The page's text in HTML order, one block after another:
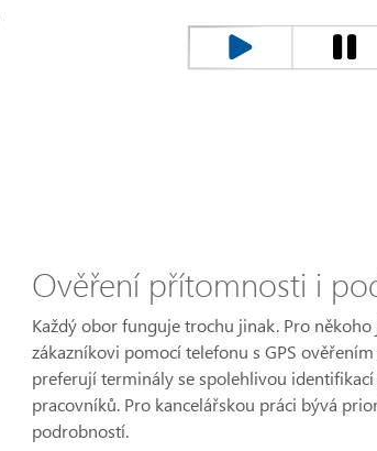
Ověření přítomnosti i
Každý obor funguje trochu jinak. Pro
zákazníkovi pomocí telefonu s GPS
preferují terminály se spolehlivou
pracovníků. Pro kancelářskou práci bývá
podrobností.